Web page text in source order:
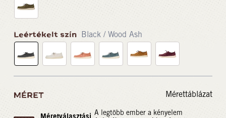
Leértékelt szín Black / Wood Ash
MÉRET Mérettáblázat
Méretválasztási A legtöbb ember a kényelem